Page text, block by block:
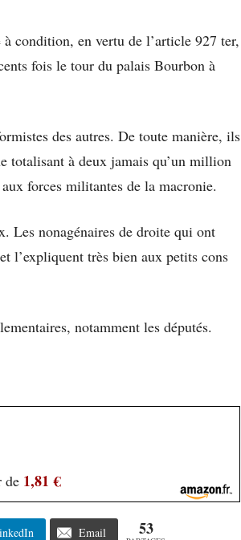
condition, en vertu de l’article 927 ter,
fois le tour du palais Bourbon à
des autres. De toute manière, ils
totalisant à deux jamais qu’un million
forces militantes de la macronie.
Les nonagénaires de droite qui ont
l’expliquent très bien aux petits cons
notamment les députés.
de 1,81 €
Email 53